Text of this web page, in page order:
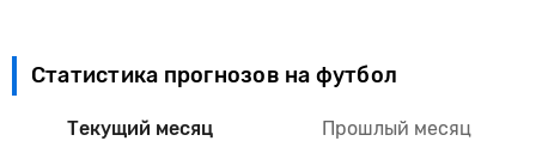
Статистика прогнозов на футбол
Текущий месяц Прошлый месяц